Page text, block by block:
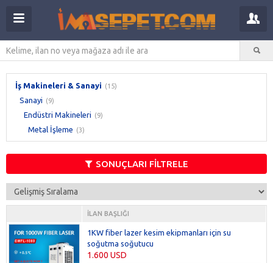
İş Makineleri & Sanayi (15)
Sanayi (9)
Endüstri Makineleri (9)
Metal İşleme (3)
SONUÇLARI FİLTRELE
İLAN BAŞLIĞI
1KW fiber lazer kesim ekipmanları için su
soğutma soğutucu
1.600 USD